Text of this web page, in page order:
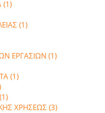
(1)
(1)
ΕΡΓΑΣΙΩΝ (1)
(1)
ΧΡΗΣΕΩΣ (3)